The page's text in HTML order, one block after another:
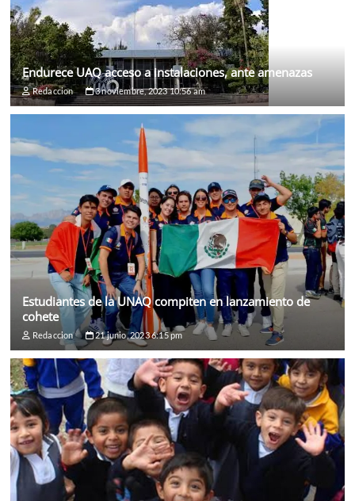
Endurece UAQ acceso a instalaciones, ante amenazas
Redaccion 3 noviembre, 2023 10:56 am
Estudiantes de la UNAQ compiten en lanzamiento de
cohete
Redaccion 21 junio, 2023 6:15 pm